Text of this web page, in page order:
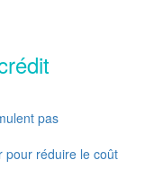
pas
pour réduire le coût